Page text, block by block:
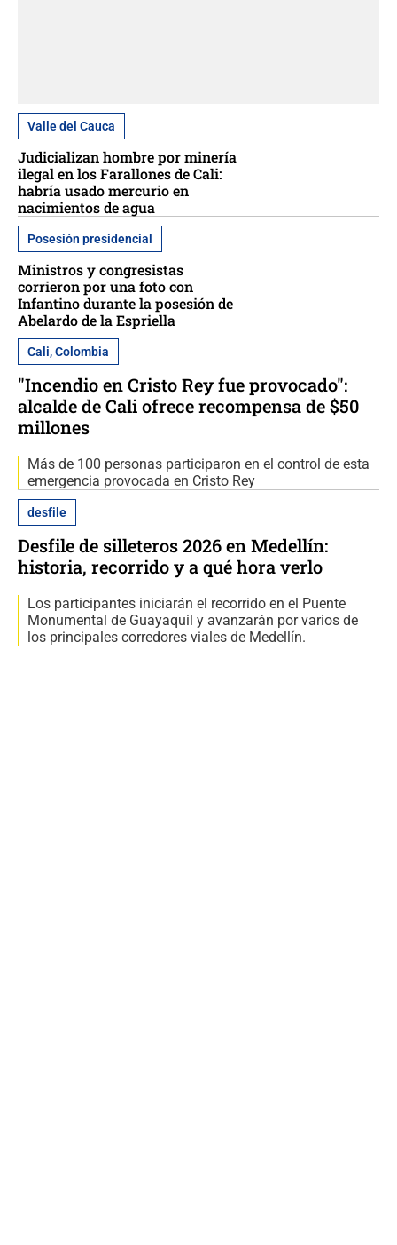
Valle del Cauca
Judicializan hombre por minería
ilegal en los Farallones de Cali:
habría usado mercurio en
nacimientos de agua
Posesión presidencial
Ministros y congresistas
corrieron por una foto con
Infantino durante la posesión de
Abelardo de la Espriella
Cali, Colombia
"Incendio en Cristo Rey fue provocado":
alcalde de Cali ofrece recompensa de $50
millones
Más de 100 personas participaron en el control de esta
emergencia provocada en Cristo Rey
desfile
Desfile de silleteros 2026 en Medellín:
historia, recorrido y a qué hora verlo
Los participantes iniciarán el recorrido en el Puente
Monumental de Guayaquil y avanzarán por varios de
los principales corredores viales de Medellín.